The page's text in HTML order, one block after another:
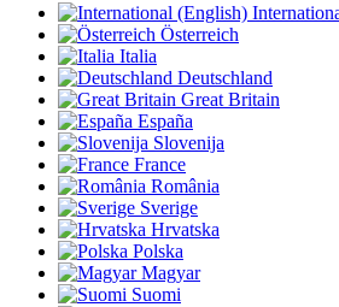
Österreich
Italia
Deutschland
Great Britain
España
Slovenija
France
România
Sverige
Hrvatska
Polska
Magyar
Suomi